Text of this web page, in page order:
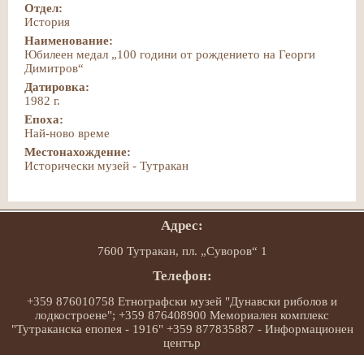
Отдел:
История
Наименование:
Юбилеен медал „100 години от рождението на Георги
Димитров“
Датировка:
1982 г.
Епоха:
Най-ново време
Местонахождение:
Исторически музей - Тутракан
Адрес:
7600 Тутракан, пл. „Суворов“ 1
Телефон:
+359 876010758 Етнографски музей "Дунавски риболов и
лодкостроене"; +359 876408900 Мемориален комплекс
"Тутраканска епопея - 1916" +359 877835887 - Информационен
център